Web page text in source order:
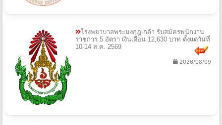
โรงพยาบาลพระมงกุฎเกล้า รับสมัครพนักงาน
ราชการ 5 อัตรา เงินเดือน 12,630 บาท ตั้งแต่วันที่
10-14 ส.ค. 2569
2026/08/09